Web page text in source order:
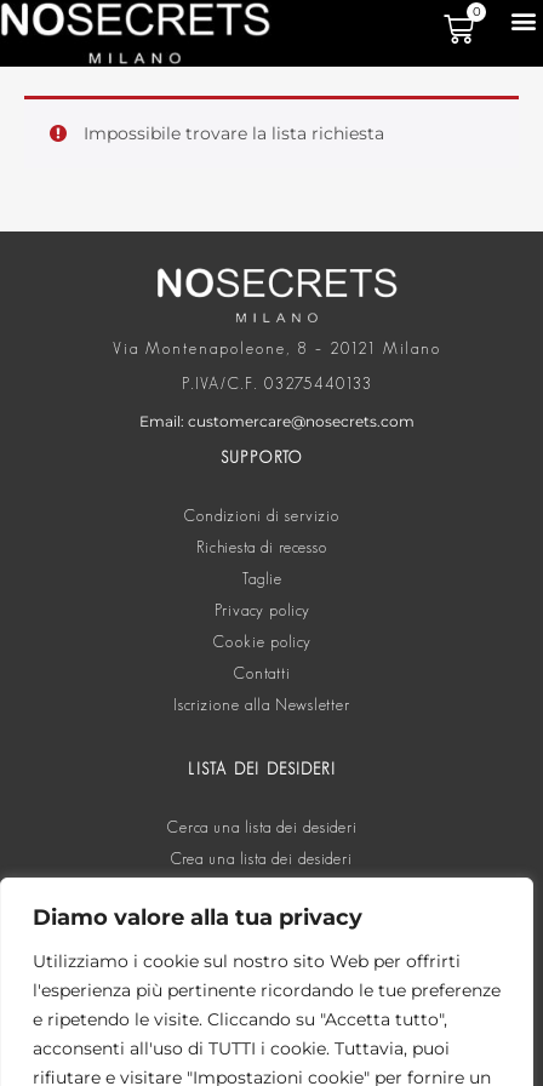
Diamo valore alla tua privacy
Utilizziamo i cookie sul nostro sito Web per offrirti
l'esperienza più pertinente ricordando le tue preferenze
e ripetendo le visite. Cliccando su "Accetta tutto",
acconsenti all'uso di TUTTI i cookie. Tuttavia, puoi
rifiutare e visitare "Impostazioni cookie" per fornire un
0
Impossibile trovare la lista richiesta
Via Montenapoleone, 8 – 20121 Milano
P.IVA/C.F. 03275440133
Email: customercare@nosecrets.com
SUPPORTO
Condizioni di servizio
Richiesta di recesso
Taglie
Privacy policy
Cookie policy
Contatti
Iscrizione alla Newsletter
LISTA DEI DESIDERI
Cerca una lista dei desideri
Crea una lista dei desideri
SOCIAL